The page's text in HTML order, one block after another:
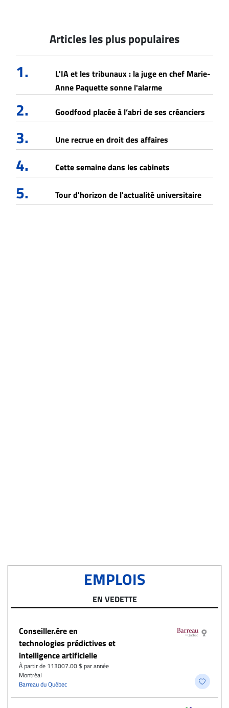
Articles les plus populaires
1.
L'IA et les tribunaux : la juge en chef Marie-
Anne Paquette sonne l'alarme
2. Goodfood placée à l’abri de ses créanciers
3. Une recrue en droit des affaires
4. Cette semaine dans les cabinets
5. Tour d'horizon de l'actualité universitaire
EMPLOIS
EN VEDETTE
Conseiller.ère en
technologies prédictives et
intelligence artificielle
À partir de 113007.00 $ par année
Montréal
Barreau du Québec